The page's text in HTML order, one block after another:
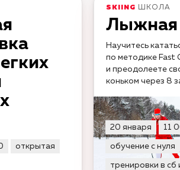
открытая
SKIING ШКОЛА
Лыжная
Научитесь
по методике Fast
и преодолеете
коньком через 8
20 января 11
обучение с нуля
тренировки в сб